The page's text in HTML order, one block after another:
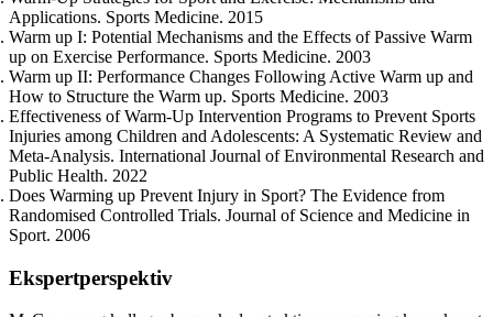
Applications. Sports Medicine. 2015
Warm up I: Potential Mechanisms and the Effects of Passive Warm
up on Exercise Performance. Sports Medicine. 2003
Warm up II: Performance Changes Following Active Warm up and
How to Structure the Warm up. Sports Medicine. 2003
Effectiveness of Warm-Up Intervention Programs to Prevent Sports
Injuries among Children and Adolescents: A Systematic Review and
Meta-Analysis. International Journal of Environmental Research and
Public Health. 2022
Does Warming up Prevent Injury in Sport? The Evidence from
Randomised Controlled Trials. Journal of Science and Medicine in
Sport. 2006
Ekspertperspektiv